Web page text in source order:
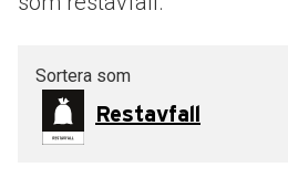
Sortera som
Restavfall